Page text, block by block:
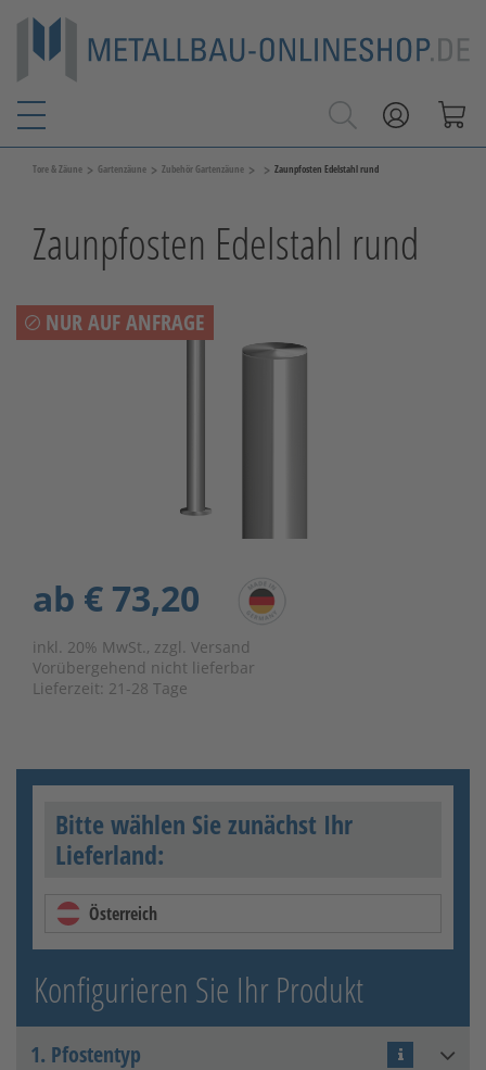
Tore & Zäune > Gartenzäune > Zubehör Gartenzäune > > Zaunpfosten Edelstahl rund
Zaunpfosten Edelstahl rund
NUR AUF ANFRAGE
ab € 73,20
inkl. 20% MwSt., zzgl. Versand
Vorübergehend nicht lieferbar
Lieferzeit: 21-28 Tage
Bitte wählen Sie zunächst Ihr
Lieferland:
Österreich
Konfigurieren Sie Ihr Produkt
1. Pfostentyp